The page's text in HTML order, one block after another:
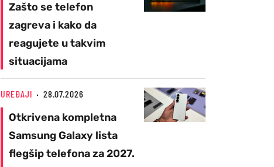
Zašto se telefon
zagreva i kako da
reagujete u takvim
situacijama
UREĐAJI 28.07.2026
Otkrivena kompletna
Samsung Galaxy lista
flegšip telefona za 2027.